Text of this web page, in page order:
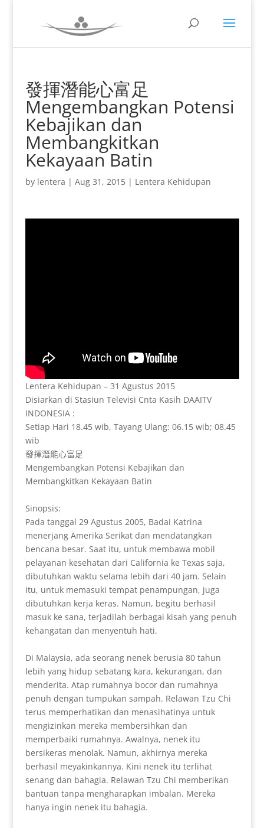
發揮潛能心富足
Mengembangkan Potensi
Kebajikan dan
Membangkitkan
Kekayaan Batin
by lentera | Aug 31, 2015| Lentera Kehidupan
Lentera Kehidupan – 31 Agustus 2015
Disiarkan di Stasiun Televisi Cnta Kasih DAAITV
INDONESIA :
Setiap Hari 18.45 wib, Tayang Ulang: 06.15 wib; 08.45
wib
發揮潛能心富足
Mengembangkan Potensi Kebajikan dan
Membangkitkan Kekayaan Batin
Sinopsis:
Pada tanggal 29 Agustus 2005, Badai Katrina
menerjang Amerika Serikat dan mendatangkan
bencana besar. Saat itu, untuk membawa mobil
pelayanan kesehatan dari California ke Texas saja,
dibutuhkan waktu selama lebih dari 40 jam. Selain
itu, untuk memasuki tempat penampungan, juga
dibutuhkan kerja keras. Namun, begitu berhasil
masuk ke sana, terjadilah berbagai kisah yang penuh
kehangatan dan menyentuh hati.
Di Malaysia, ada seorang nenek berusia 80 tahun
lebih yang hidup sebatang kara, kekurangan, dan
menderita. Atap rumahnya bocor dan rumahnya
penuh dengan tumpukan sampah. Relawan Tzu Chi
terus memperhatikan dan menasihatinya untuk
mengizinkan mereka membersihkan dan
memperbaiki rumahnya. Awalnya, nenek itu
bersikeras menolak. Namun, akhirnya mereka
berhasil meyakinkannya. Kini nenek itu terlihat
senang dan bahagia. Relawan Tzu Chi memberikan
bantuan tanpa mengharapkan imbalan. Mereka
hanya ingin nenek itu bahagia.